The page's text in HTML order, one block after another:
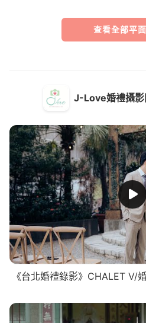
查看全部平
J-Love婚禮攝影
《台北婚禮錄影》CHALET V/